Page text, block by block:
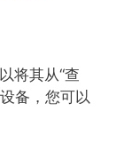
将其从“查
备，您可以